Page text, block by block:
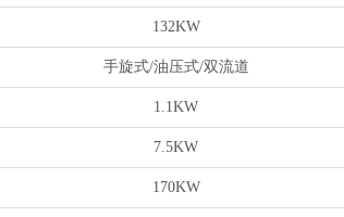
132KW
手旋式/油压式/双流道
1.1KW
7.5KW
170KW